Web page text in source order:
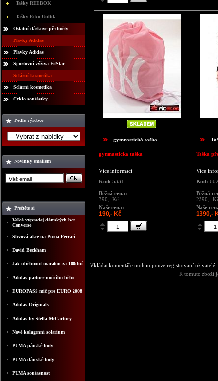
Tašky REEBOK
Tašky Ecko Unltd.
Ostatní-dárkove předměty
Plavky Adidas
Plavky Adidas
Sportovní výživa FitStar
Solární kosmetika
Solární kosmetika
Cyklo součástky
Podle výrobce
Novinky emailem
Přečtěte si
Velká výprodej dámských bot
Converse
Slevová akce na Puma Ferrari
David Beckham
Jak uběhnout maraton za 100dní
Adidas partner nočního běhu
EUROPASS mič pro EURO 2008
Adidas Originals
Adidas by Stella McCartney
Nové kolagenní solarium
PUMA pánské boty
PUMA dámské boty
PUMA současnost
gymnastická taška
gymnastická taška
Více informací
Kód: 5331
Běžná cena:
390,- Kč
Naše cena:
190,- Kč
Taška
Více
Kód:
Běžná
2390,-
Naše
1390,-
Vkládat komentáře mohou pouze registrovaní uživatelé
K tomuto zboží